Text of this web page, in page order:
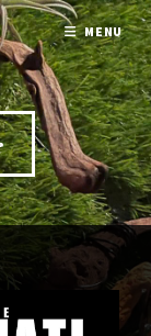
MENU